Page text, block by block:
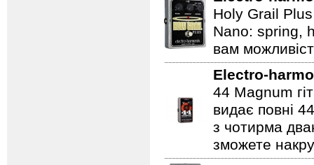
Holy Grail Plus
Nano: spring,
вам
Electro-
44 Magnum
видає повні
з чотирма
зможете